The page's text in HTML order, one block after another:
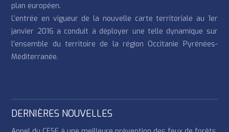
plan européen.
L’entrée en vigueur de la nouvelle carte territoriale au 1er
janvier 2016 a conduit à déployer une telle dynamique sur
l’ensemble du territoire de la région Occitanie Pyrénées-
Méditerranée.
DERNIÈRES NOUVELLES